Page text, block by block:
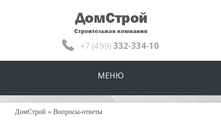
+7 (499) 332-334-10
МЕНЮ
ДомСтрой » Вопросы-ответы